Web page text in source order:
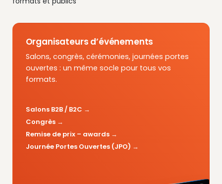
Organisateurs d’événements
Salons, congrès, cérémonies, journées portes
ouvertes : un même socle pour tous vos
formats.
Salons B2B / B2C
Congrès
Remise de prix – awards
Journée Portes Ouvertes (JPO)